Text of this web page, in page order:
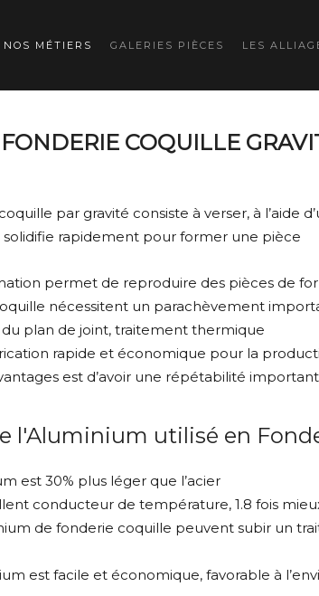
NOS MÉTIERS GALERIES PIÈCES LES
COQUILLE
par gravité consiste à verser, à l’aide
rapidement pour former une pièce
permet de reproduire des pièces de
nécessitent un parachèvement
plan de joint, traitement thermique
rapide et économique pour la
est d’avoir une répétabilité
l'Aluminium utilisé en
est 30% plus léger que l’acier
conducteur de température, 1.8 fois
de fonderie coquille peuvent subir un
est facile et économique, favorable à